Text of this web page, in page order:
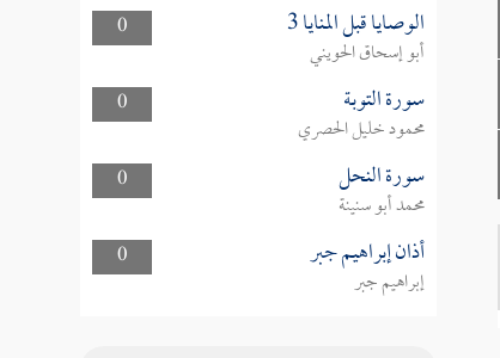
0
الوصايا قبل المنايا 3
أبو إسحاق الحويني
0
سورة التوبة
محمود خليل الحصري
0
سورة النحل
محمد أبو سنينة
0
أذان إبراهيم جبر
إبراهيم جبر